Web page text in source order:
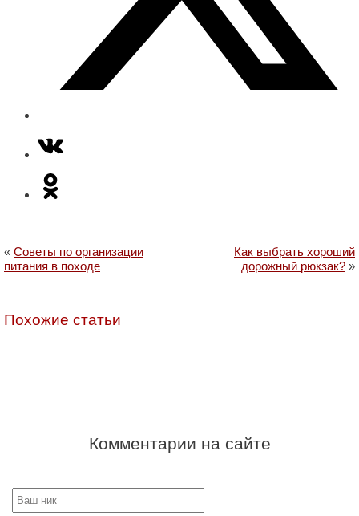
« Советы по организации
питания в походе
Как выбрать хороший
дорожный рюкзак? »
Похожие статьи
Комментарии на сайте